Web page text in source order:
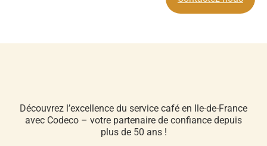
Découvrez l’excellence du service café en Ile-de-France
avec Codeco – votre partenaire de confiance depuis
plus de 50 ans !